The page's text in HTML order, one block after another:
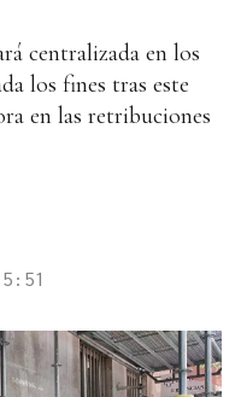
centralizada en los
los fines tras este
en las retribuciones